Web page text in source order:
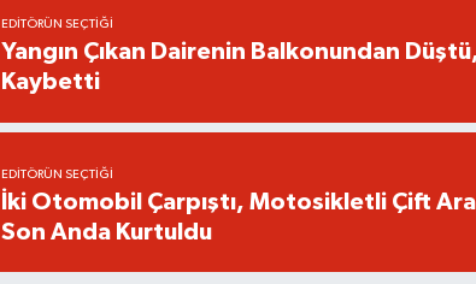
EDITÖRÜN SEÇTIĞI
Yangın Çıkan Dairenin Balkonundan
Kaybetti
EDITÖRÜN SEÇTIĞI
İki Otomobil Çarpıştı, Motosikletli Çift
Son Anda Kurtuldu